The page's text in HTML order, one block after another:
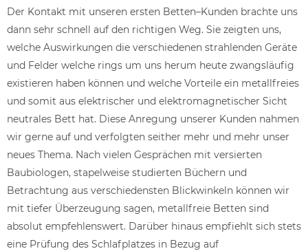
Der Kontakt mit unseren ersten Betten–Kunden brachte uns
dann sehr schnell auf den richtigen Weg. Sie zeigten uns,
welche Auswirkungen die verschiedenen strahlenden Geräte
und Felder welche rings um uns herum heute zwangsläufig
existieren haben können und welche Vorteile ein metallfreies
und somit aus elektrischer und elektromagnetischer Sicht
neutrales Bett hat. Diese Anregung unserer Kunden nahmen
wir gerne auf und verfolgten seither mehr und mehr unser
neues Thema. Nach vielen Gesprächen mit versierten
Baubiologen, stapelweise studierten Büchern und
Betrachtung aus verschiedensten Blickwinkeln können wir
mit tiefer Überzeugung sagen, metallfreie Betten sind
absolut empfehlenswert. Darüber hinaus empfiehlt sich stets
eine Prüfung des Schlafplatzes in Bezug auf